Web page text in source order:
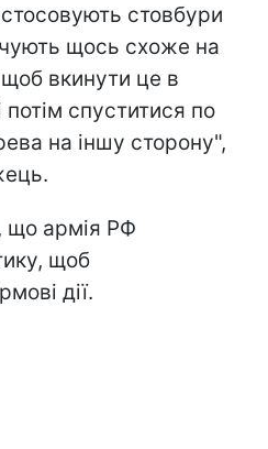
стовбури
щось схоже на
вкинути це в
потім спуститися по
на іншу сторону",
що армія РФ
щоб
дії.